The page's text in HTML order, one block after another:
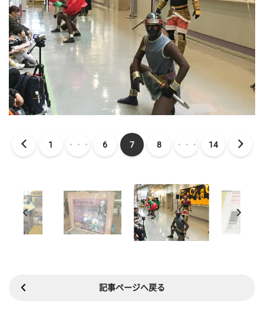
1 ・・・ 6 7 8 ・・・ 14
記事ページへ戻る